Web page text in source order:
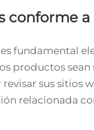
a
fundamental
productos
sus sitios
relacionada